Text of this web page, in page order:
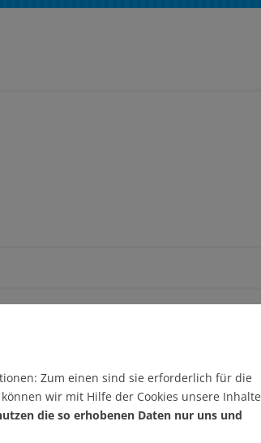
Zum einen sind sie erforderlich für die
wir mit Hilfe der Cookies unsere Inhalte
die so erhobenen Daten nur uns und